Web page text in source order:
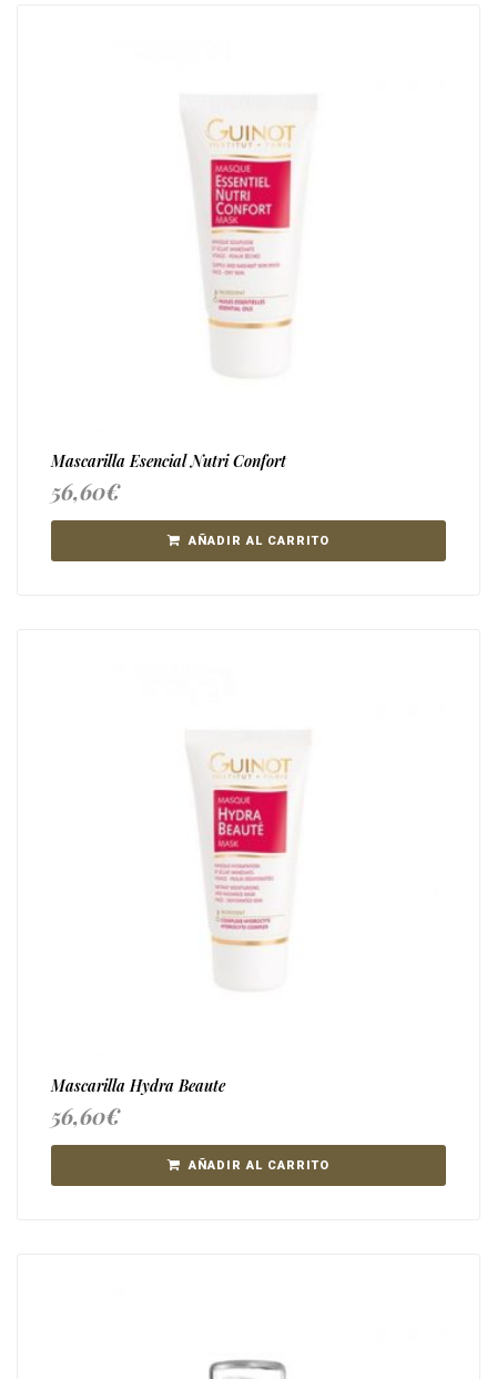
Mascarilla Esencial Nutri Confort
56,60€
AÑADIR AL CARRITO
Mascarilla Hydra Beaute
56,60€
AÑADIR AL CARRITO